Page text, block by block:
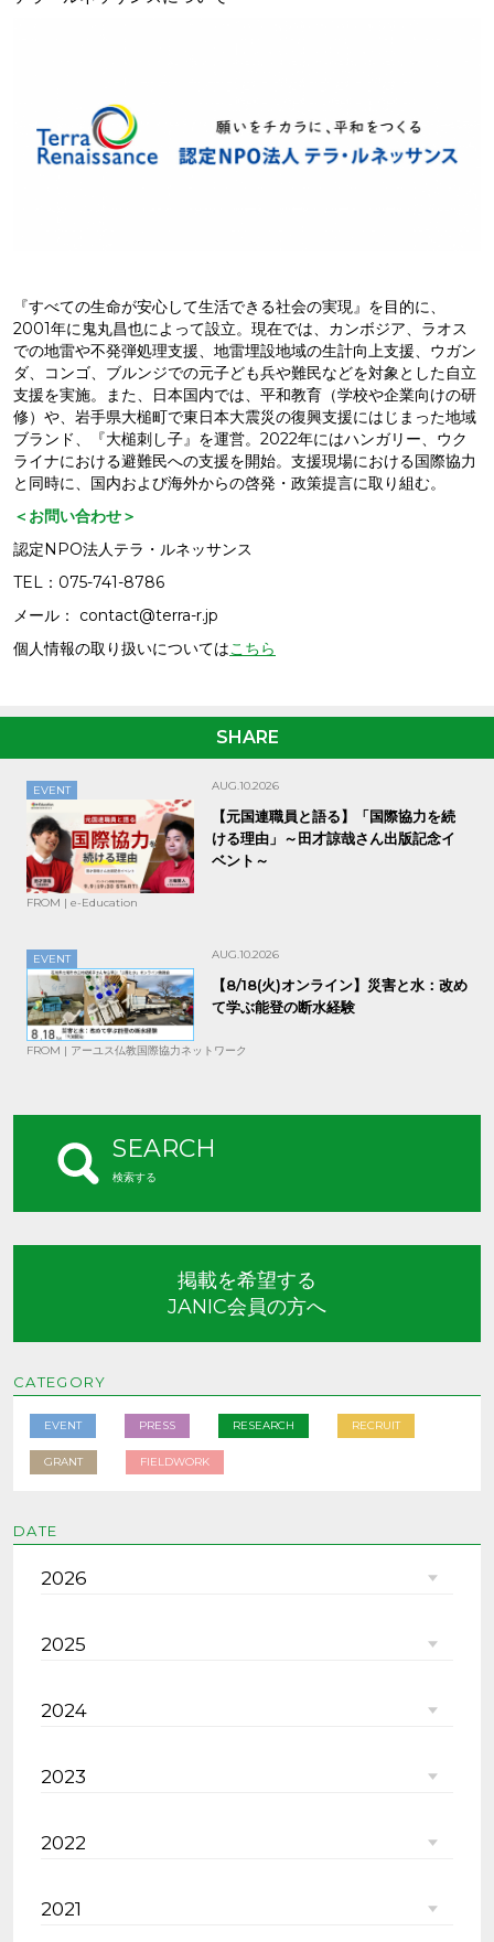
『すべての生命が安心して生活できる社会の実現』を目的に、
2001年に鬼丸昌也によって設立。現在では、カンボジア、ラオス
での地雷や不発弾処理支援、地雷埋設地域の生計向上支援、ウガン
ダ、コンゴ、ブルンジでの元子ども兵や難民などを対象とした自立
支援を実施。また、日本国内では、平和教育（学校や企業向けの研
修）や、岩手県大槌町で東日本大震災の復興支援にはじまった地域
ブランド、『大槌刺し子』を運営。2022年にはハンガリー、ウク
ライナにおける避難民への支援を開始。支援現場における国際協力
と同時に、国内および海外からの啓発・政策提言に取り組む。
＜お問い合わせ＞
認定NPO法人テラ・ルネッサンス
TEL：075-741-8786
メール： contact@terra-r.jp
個人情報の取り扱いについてはこちら
SHARE
EVENT AUG.10.2026
【元国連職員と語る】「国際協力を続
ける理由」～田才諒哉さん出版記念イ
ベント～
FROM | e-Education
EVENT AUG.10.2026
【8/18(火)オンライン】災害と水：改め
て学ぶ能登の断水経験
FROM | アーユス仏教国際協力ネットワーク
SEARCH
検索する
掲載を希望する
JANIC会員の方へ
CATEGORY
EVENT PRESS RESEARCH RECRUIT
GRANT FIELDWORK
DATE
2026
2025
2024
2023
2022
2021